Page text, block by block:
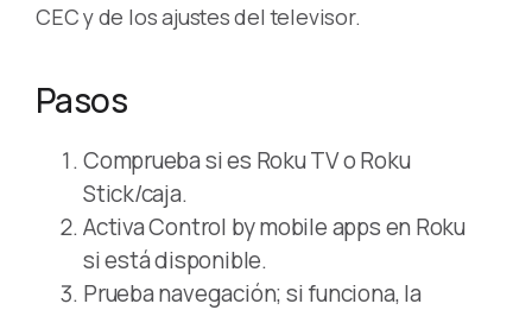
CEC y de los ajustes del televisor.
Pasos
Comprueba si es Roku TV o Roku
Stick/caja.
Activa Control by mobile apps en Roku
si está disponible.
Prueba navegación; si funciona, la